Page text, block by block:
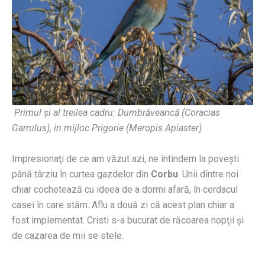
Primul şi al treilea cadru: Dumbrăveancă (Coracias
Garrulus), in mijloc Prigorie (Meropis Apiaster)
Impresionaţi de ce am văzut azi, ne întindem la poveşti
până târziu în curtea gazdelor din Corbu . Unii dintre noi
chiar cochetează cu ideea de a dormi afară, în cerdacul
casei în care stăm. Aflu a două zi că acest plan chiar a
fost implementat. Cristi s-a bucurat de răcoarea nopţii şi
de cazarea de mii se stele.